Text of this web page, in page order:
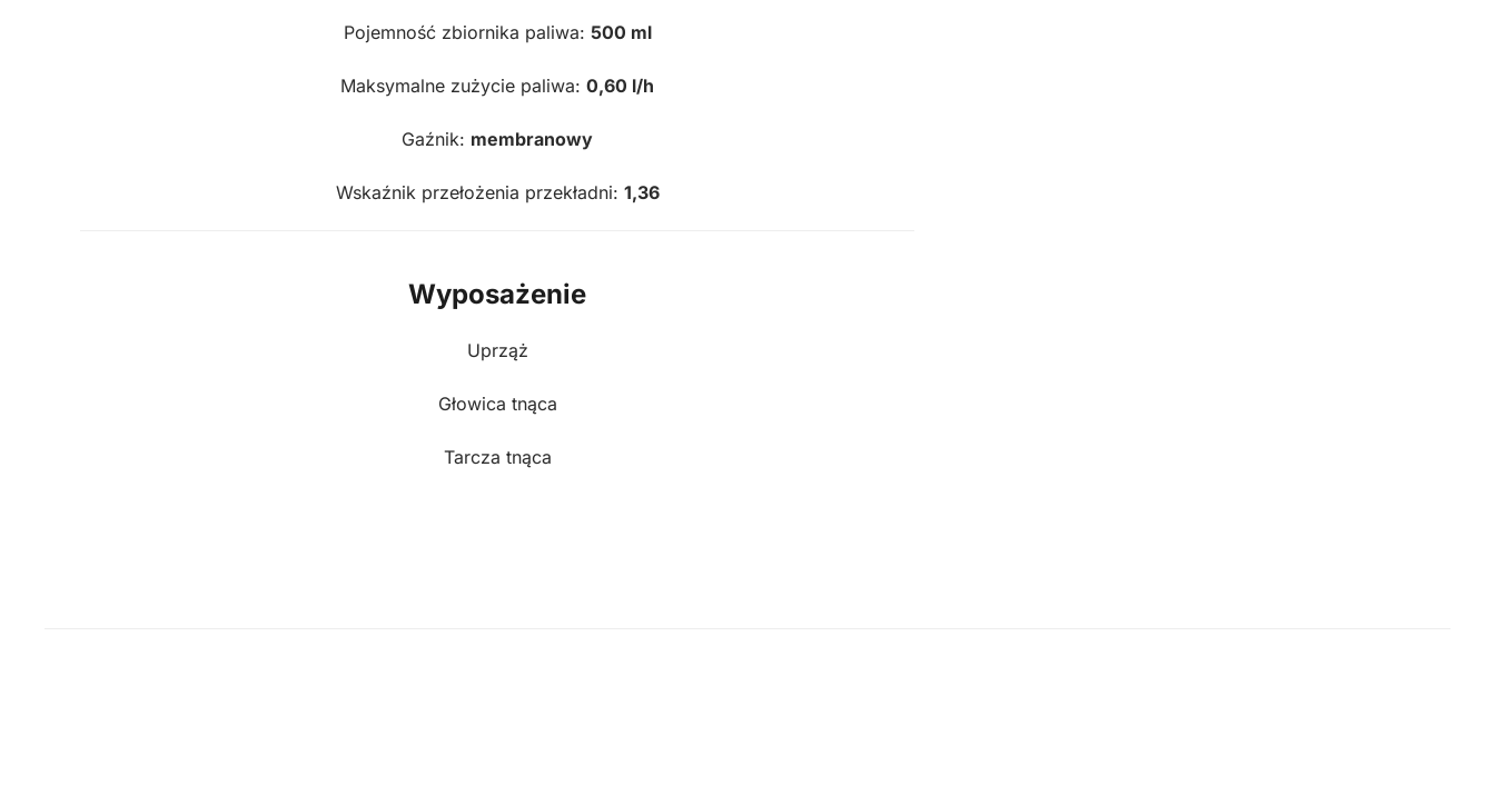
Pojemność zbiornika paliwa: 500 ml
Maksymalne zużycie paliwa: 0,60 l/h
Gaźnik: membranowy
Wskaźnik przełożenia przekładni: 1,36
Wyposażenie
Uprząż
Głowica tnąca
Tarcza tnąca